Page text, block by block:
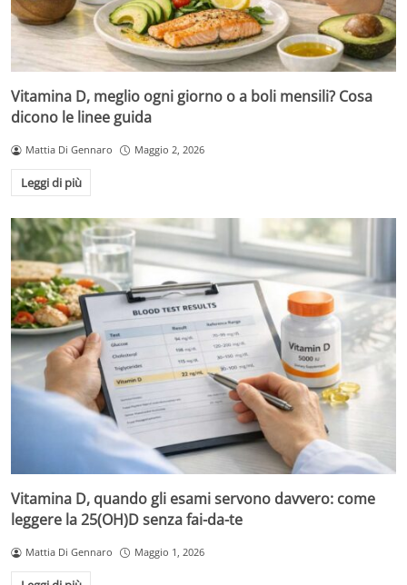
Vitamina D, meglio ogni giorno o a boli mensili? Cosa
dicono le linee guida
Mattia Di Gennaro Maggio 2, 2026
Leggi di più
Vitamina D, quando gli esami servono davvero: come
leggere la 25(OH)D senza fai-da-te
Mattia Di Gennaro Maggio 1, 2026